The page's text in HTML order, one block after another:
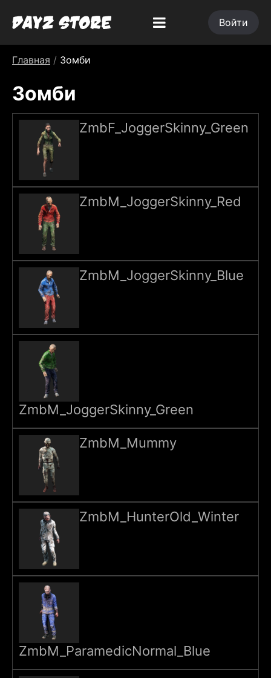
Войти
Главная / Зомби
Зомби
ZmbF_JoggerSkinny_Green
ZmbM_JoggerSkinny_Red
ZmbM_JoggerSkinny_Blue
ZmbM_JoggerSkinny_Green
ZmbM_Mummy
ZmbM_HunterOld_Winter
ZmbM_ParamedicNormal_Blue